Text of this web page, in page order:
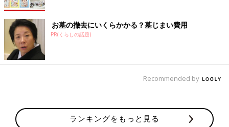
9:16
少し唸るほどの腹痛あり
足の間にクッション挟んでもらう
9:35
促進剤開始10cc～
背中に針いれる
ずーんとした感覚
お墓の撤去にいくらかかる？墓じまい費用
PR(くらしの話題)
Recommended by
ランキングをもっと見る